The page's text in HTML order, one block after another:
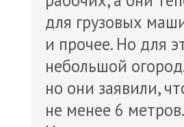
для грузовых
и прочее. Но для
небольшой
но они заявили,
не менее 6 метров.